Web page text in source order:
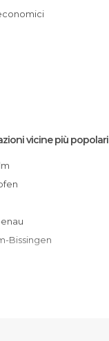
vicine più popolari
Bissingen